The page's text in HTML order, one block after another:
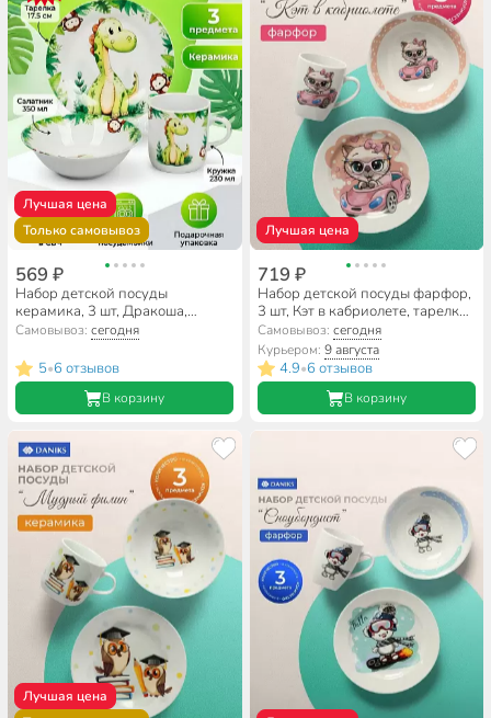
Лучшая цена
Только самовывоз
569 ₽
Набор детской посуды
керамика, 3 шт, Дракоша,
тарелка 17.5 см, салатник 15
см/350 мл, кружка 230 мл,
Daniks
Самовывоз:сегодня
5•6 отзывов
В корзину
Лучшая цена
719 ₽
Набор детской посуды фарфор,
3 шт, Кэт в кабриолете, тарелка
17.5 см, салатник 360 мл,
кружка 210 мл, Daniks
Самовывоз: сегодня
Курьером: 9 августа
4.9•6 отзывов
В корзину
Лучшая цена